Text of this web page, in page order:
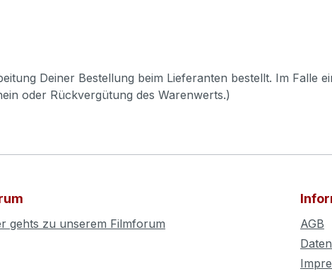
Deiner Bestellung beim Lieferanten bestellt. Im Falle
oder Rückvergütung des Warenwerts.)
gehts zu unserem Filmforum
AGB